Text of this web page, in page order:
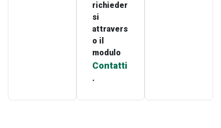
richieder
si
attravers
o il
modulo
Contatti
.